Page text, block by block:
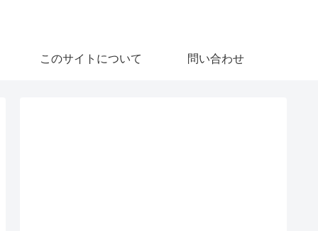
このサイトについて 問い合わせ